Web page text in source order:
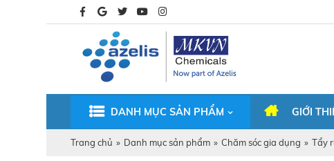
DANH MỤC SẢN PHẨM GIỚI
Trang chủ » Danh mục sản phẩm » Chăm sóc gia dụng » Tẩy